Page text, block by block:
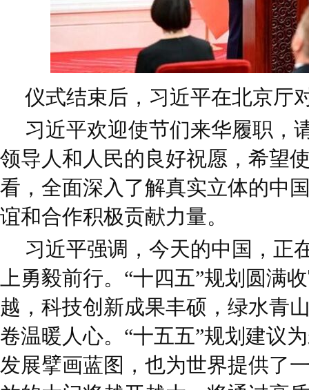
仪式结束后，习近平在北京厅
习近平欢迎使节们来华履职，
领导人和人民的良好祝愿，希望
看，全面深入了解真实立体的中
谊和合作积极贡献力量。
习近平强调，今天的中国，正
上勇毅前行。“十四五”规划圆满
越，科技创新成果丰硕，绿水青
卷温暖人心。“十五五”规划建议
发展擘画蓝图，也为世界提供了